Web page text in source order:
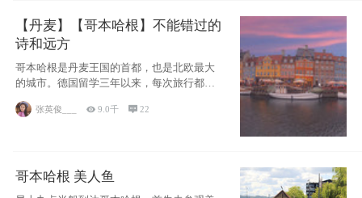
【丹麦】【哥本哈根】不能错过的
诗和远方
哥本哈根是丹麦王国的首都，也是北欧最大
的城市。德国留学三年以来，每次旅行都是
张英俊___ 9.0千 22
哥本哈根 美人鱼